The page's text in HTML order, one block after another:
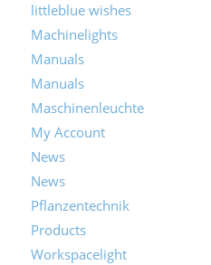
littleblue wishes
Machinelights
Manuals
Manuals
Maschinenleuchte
My Account
News
News
Pflanzentechnik
Products
Workspacelight